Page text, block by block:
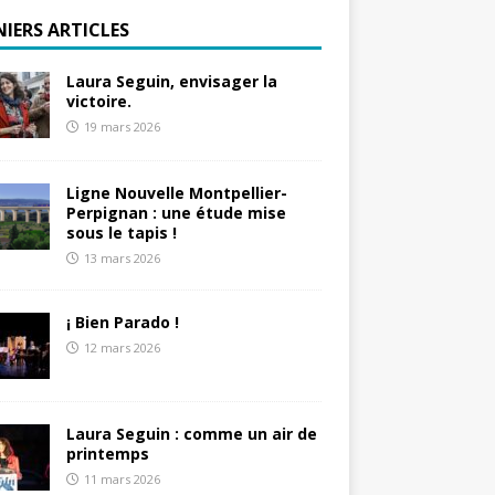
ARTICLES
Laura Seguin, envisager la
victoire.
19 mars 2026
Ligne Nouvelle Montpellier-
Perpignan : une étude mise
sous le tapis !
13 mars 2026
¡ Bien Parado !
12 mars 2026
Laura Seguin : comme un air de
printemps
11 mars 2026